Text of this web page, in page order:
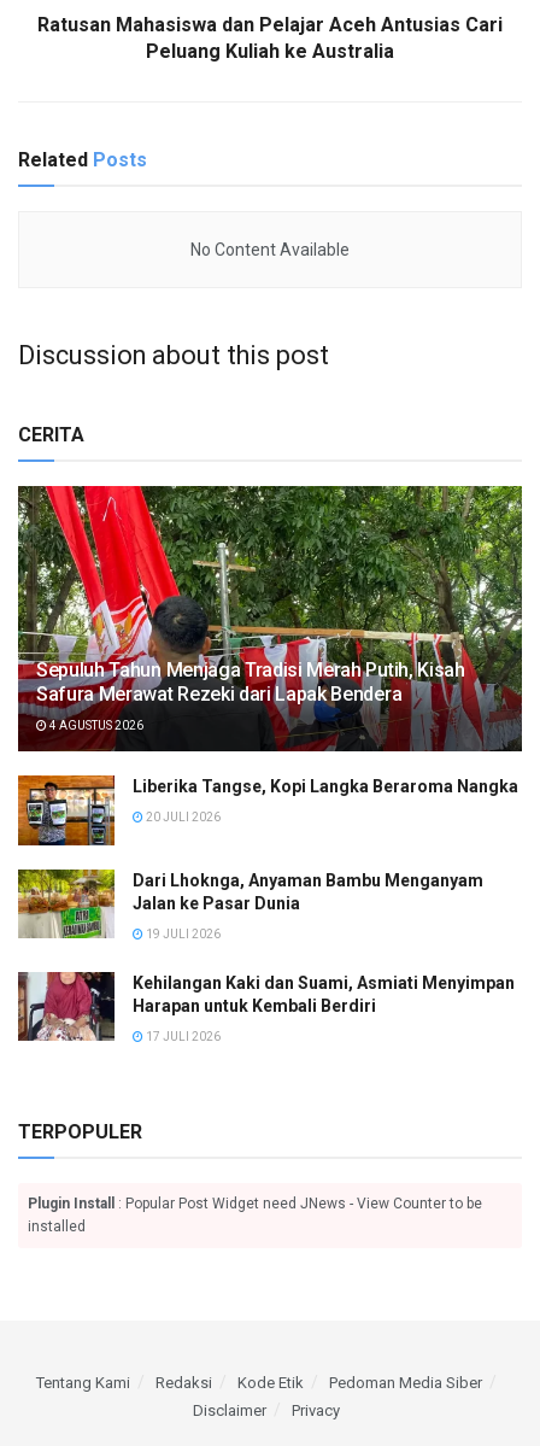
Ratusan Mahasiswa dan Pelajar Aceh Antusias Cari
Peluang Kuliah ke Australia
Related Posts
No Content Available
Discussion about this post
CERITA
Sepuluh Tahun Menjaga Tradisi Merah Putih, Kisah
Safura Merawat Rezeki dari Lapak Bendera
4 AGUSTUS 2026
Liberika Tangse, Kopi Langka Beraroma Nangka
20 JULI 2026
Dari Lhoknga, Anyaman Bambu Menganyam
Jalan ke Pasar Dunia
19 JULI 2026
Kehilangan Kaki dan Suami, Asmiati Menyimpan
Harapan untuk Kembali Berdiri
17 JULI 2026
TERPOPULER
Plugin Install
: Popular Post Widget need JNews - View Counter to be
installed
Tentang Kami Redaksi Kode Etik
Pedoman Media Siber
Disclaimer
Privacy